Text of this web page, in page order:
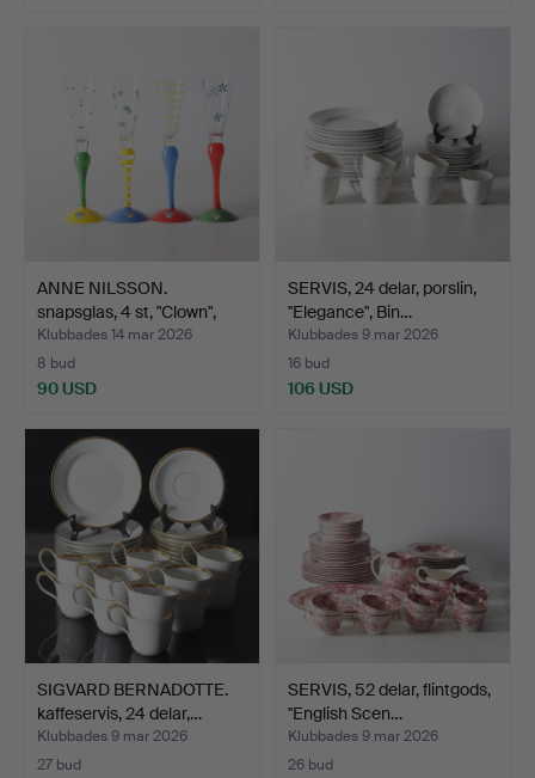
ANNE NILSSON.
snapsglas, 4 st, "Clown",
Or…
Klubbades 14 mar 2026
8 bud
90 USD
SERVIS, 24 delar, porslin,
"Elegance", Bin…
Klubbades 9 mar 2026
16 bud
106 USD
SIGVARD BERNADOTTE.
kaffeservis, 24 delar,…
Klubbades 9 mar 2026
27 bud
SERVIS, 52 delar, flintgods,
"English Scen…
Klubbades 9 mar 2026
26 bud